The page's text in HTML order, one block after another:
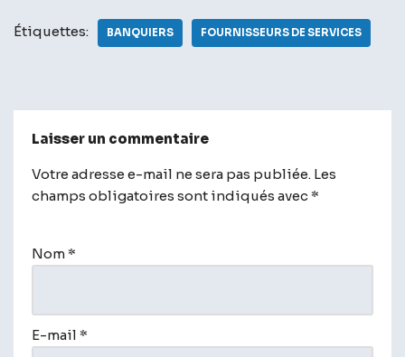
Étiquettes: BANQUIERS FOURNISSEURS DE SERVICES
Laisser un commentaire
Votre adresse e-mail ne sera pas publiée. Les
champs obligatoires sont indiqués avec*
Nom*
E-mail *
A
lt
n
i
v